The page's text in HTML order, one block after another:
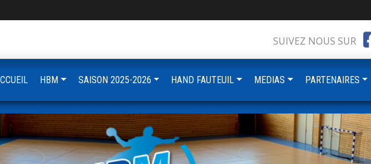
SUIVEZ NOUS SUR
HBM SAISON 2025-2026 HAND FAUTEUIL MEDIAS PARTENAIRES